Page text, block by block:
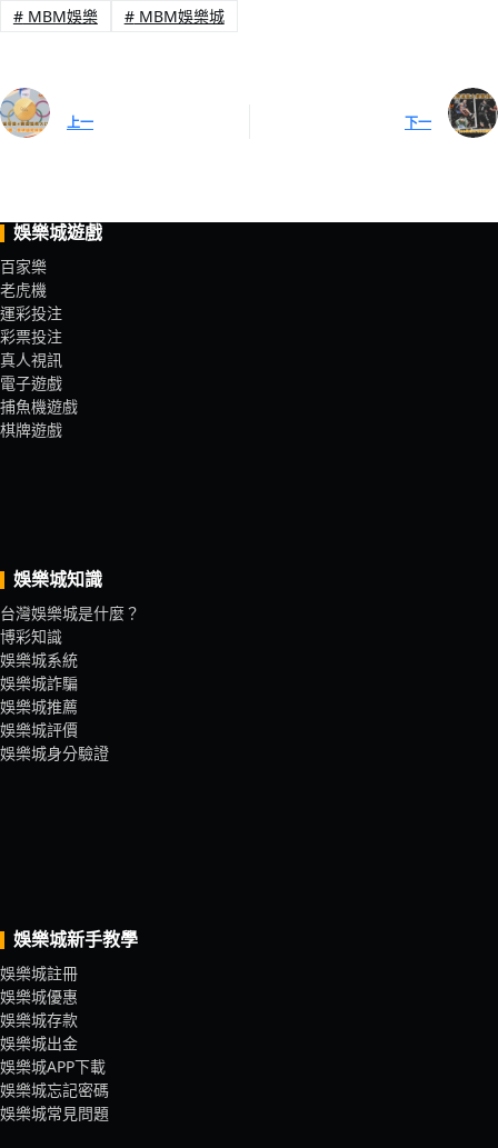
#MBM娛樂 #MBM娛樂城
上一 下一
娛樂城遊戲
百家樂
老虎機
運彩投注
彩票投注
真人視訊
電子遊戲
捕魚機遊戲
棋牌遊戲
娛樂城知識
台灣娛樂城是什麼？
博彩知識
娛樂城系統
娛樂城詐騙
娛樂城推薦
娛樂城評價
娛樂城身分驗證
娛樂城新手教學
娛樂城註冊
娛樂城優惠
娛樂城存款
娛樂城出金
娛樂城APP下載
娛樂城忘記密碼
娛樂城常見問題